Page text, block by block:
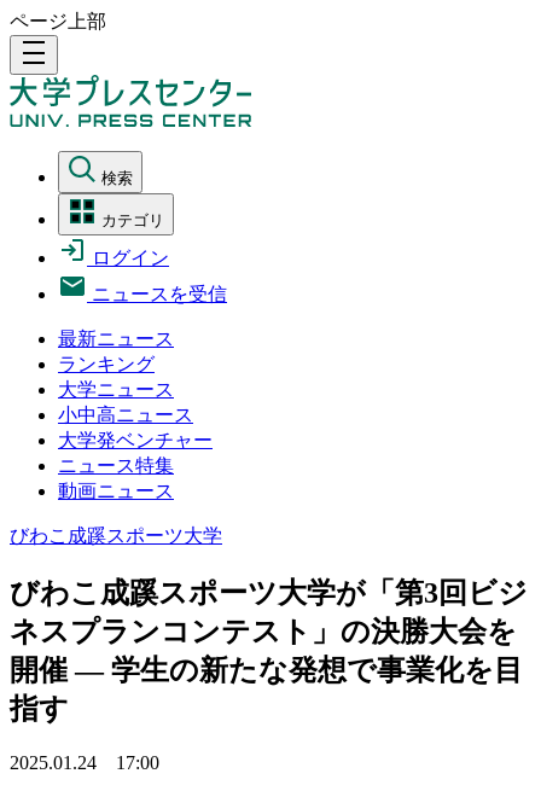
ページ上部
density_medium
検索
カテゴリ
ログイン
ニュースを受信
最新ニュース
ランキング
大学ニュース
小中高ニュース
大学発ベンチャー
ニュース特集
動画ニュース
びわこ成蹊スポーツ大学
びわこ成蹊スポーツ大学が「第3回ビジ
ネスプランコンテスト」の決勝大会を
開催 ― 学生の新たな発想で事業化を目
指す
2025.01.24 17:00